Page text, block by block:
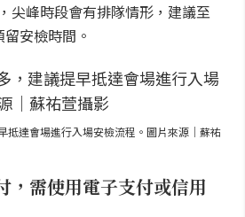
尖峰時段會有排隊情形，建議至
安檢時間。
抵達會場進行入場安檢流程。圖片來源｜蘇祐
，需使用電子支付或信用